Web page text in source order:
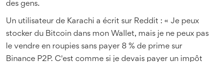
des gens.
Un utilisateur de Karachi a écrit sur Reddit : « Je peux
stocker du Bitcoin dans mon Wallet, mais je ne peux pas
le vendre en roupies sans payer 8 % de prime sur
Binance P2P. C'est comme si je devais payer un impôt